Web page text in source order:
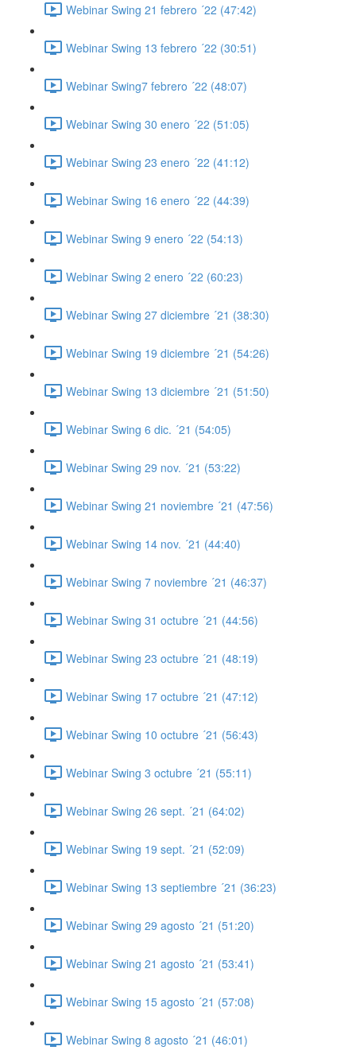
Webinar Swing 21 febrero ´22 (47:42)
Webinar Swing 13 febrero ´22 (30:51)
Webinar Swing7 febrero ´22 (48:07)
Webinar Swing 30 enero ´22 (51:05)
Webinar Swing 23 enero ´22 (41:12)
Webinar Swing 16 enero ´22 (44:39)
Webinar Swing 9 enero ´22 (54:13)
Webinar Swing 2 enero ´22 (60:23)
Webinar Swing 27 diciembre ´21 (38:30)
Webinar Swing 19 diciembre ´21 (54:26)
Webinar Swing 13 diciembre ´21 (51:50)
Webinar Swing 6 dic. ´21 (54:05)
Webinar Swing 29 nov. ´21 (53:22)
Webinar Swing 21 noviembre ´21 (47:56)
Webinar Swing 14 nov. ´21 (44:40)
Webinar Swing 7 noviembre ´21 (46:37)
Webinar Swing 31 octubre ´21 (44:56)
Webinar Swing 23 octubre ´21 (48:19)
Webinar Swing 17 octubre ´21 (47:12)
Webinar Swing 10 octubre ´21 (56:43)
Webinar Swing 3 octubre ´21 (55:11)
Webinar Swing 26 sept. ´21 (64:02)
Webinar Swing 19 sept. ´21 (52:09)
Webinar Swing 13 septiembre ´21 (36:23)
Webinar Swing 29 agosto ´21 (51:20)
Webinar Swing 21 agosto ´21 (53:41)
Webinar Swing 15 agosto ´21 (57:08)
Webinar Swing 8 agosto ´21 (46:01)